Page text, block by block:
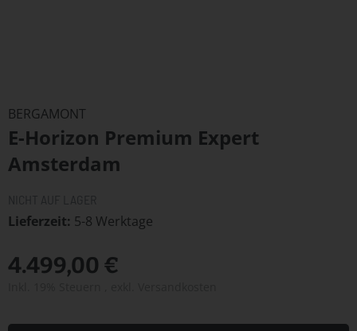
der
Bildergalerie
springen
BERGAMONT
E-Horizon Premium Expert
Amsterdam
Lieferzeit 5-8 Werktage
4.499,00 €